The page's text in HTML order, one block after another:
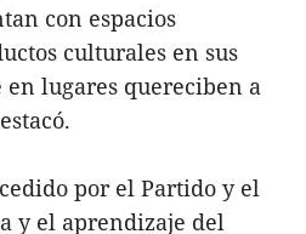
con espacios
culturales en sus
en lugares quereciben a
por el Partido y el
y el aprendizaje del